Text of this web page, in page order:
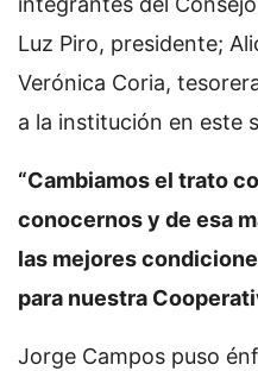
Luz Piro, presidente;
Verónica Coria,
a la institución en este
“Cambiamos el trato
conocernos y de esa
las mejores
para nuestra
Jorge Campos puso